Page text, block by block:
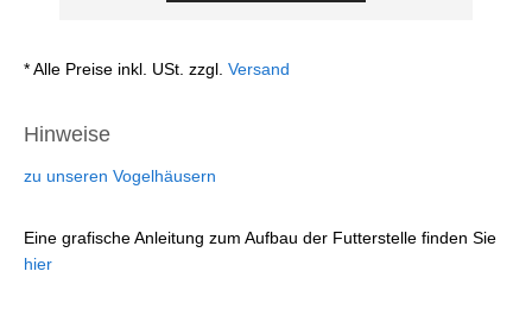
* Alle Preise inkl. USt. zzgl. Versand
Hinweise
zu unseren Vogelhäusern
Eine grafische Anleitung zum Aufbau der Futterstelle finden Sie
hier